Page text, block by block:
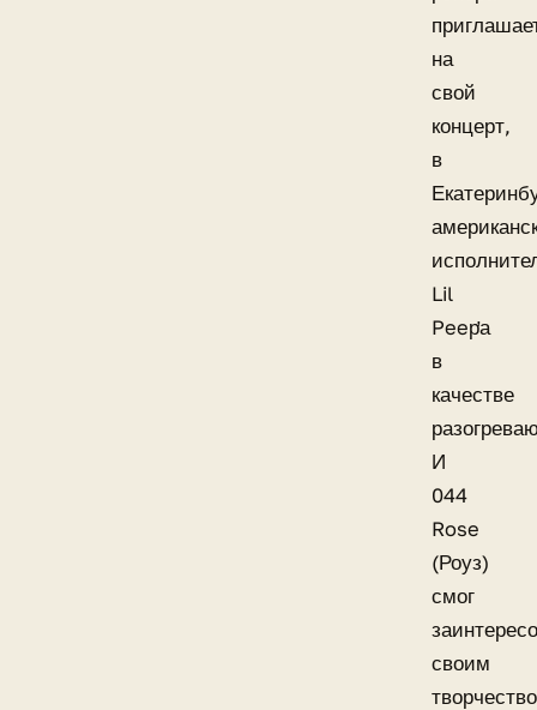
на
свой
концерт,
в
Lil
Peep̛а
в
качестве
И
044
Rose
(Роуз)
смог
своим